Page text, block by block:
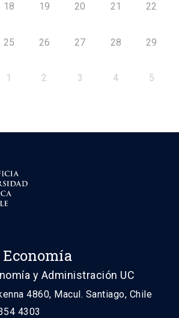
18 19 20 21 22
25 26 27 28 29
1 2 3 4 5
y Administración UC
4860, Macul. Santiago, Chile
4303